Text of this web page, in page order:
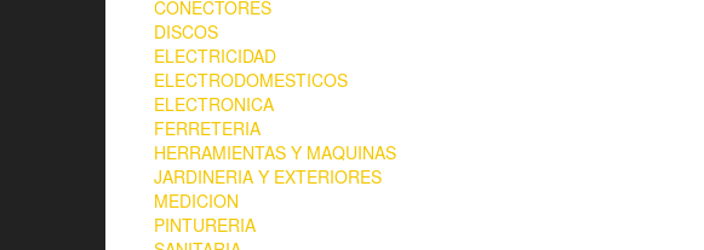
CONECTORES
DISCOS
ELECTRICIDAD
ELECTRODOMESTICOS
ELECTRONICA
FERRETERIA
HERRAMIENTAS Y MAQUINAS
JARDINERIA Y EXTERIORES
MEDICION
PINTURERIA